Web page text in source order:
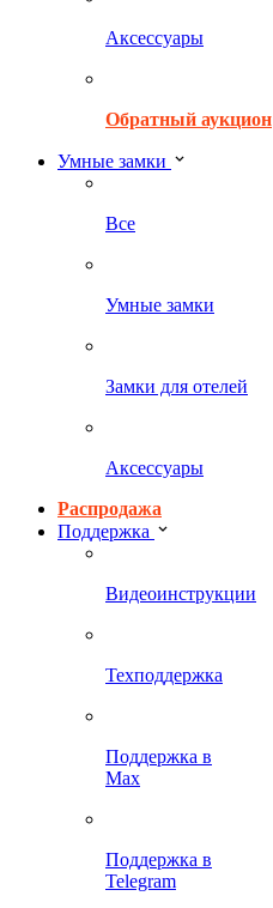
Аксессуары
Обратный аукцион
Умные замки
Все
Умные замки
Замки для отелей
Аксессуары
Распродажа
Поддержка
Видеоинструкции
Техподдержка
Поддержка в
Max
Поддержка в
Telegram